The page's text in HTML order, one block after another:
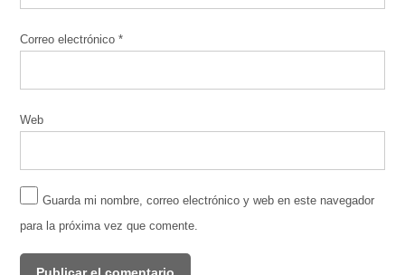
Correo electrónico*
Web
Guarda mi nombre, correo electrónico y web en este navegador
para la próxima vez que comente.